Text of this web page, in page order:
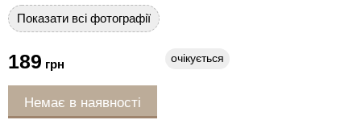
Показати всі фотографії
189 грн очікується
Немає в наявності